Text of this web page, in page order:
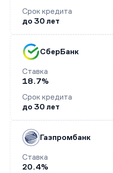
Срок кредита
до 30 лет
СберБанк
Ставка
18.7%
Срок кредита
до 30 лет
Газпромбанк
Ставка
20.4%